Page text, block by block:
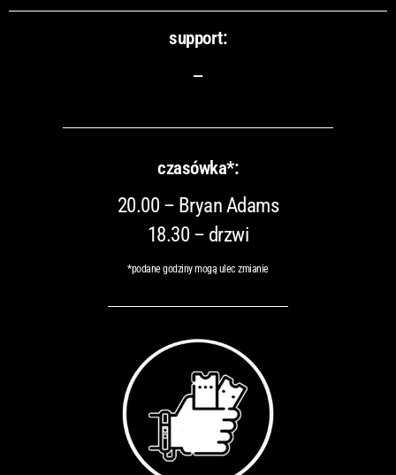
support:
–
czasówka*:
20.00 – Bryan Adams
18.30 – drzwi
*podane godziny mogą ulec zmianie